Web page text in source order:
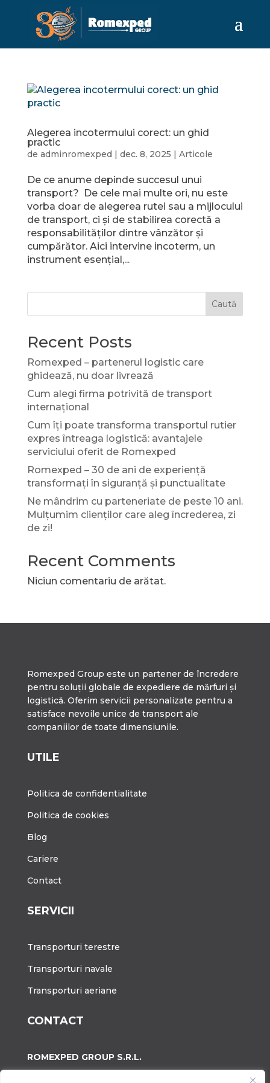
Alegerea incotermului corect: un ghid
practic
de adminromexped | dec. 8, 2025 | Articole
De ce anume depinde succesul unui
transport? De cele mai multe ori, nu este
vorba doar de alegerea rutei sau a mijlocului
de transport, ci și de stabilirea corectă a
responsabilităților dintre vânzător și
cumpărător. Aici intervine incoterm, un
instrument esențial,...
Caută
Recent Posts
Romexped – partenerul logistic care
ghidează, nu doar livrează
Cum alegi firma potrivită de transport
internațional
Cum îți poate transforma transportul rutier
expres întreaga logistică: avantajele
serviciului oferit de Romexped
Romexped – 30 de ani de experiență
transformați în siguranță și punctualitate
Ne mândrim cu parteneriate de peste 10 ani.
Mulțumim clienților care aleg încrederea, zi
de zi!
Recent Comments
Niciun comentariu de arătat.
Romexped Group este un partener de încredere
pentru soluții globale de expediere de mărfuri și
logistică. Oferim servicii personalizate pentru a
satisface nevoile unice de transport ale
companiilor de toate dimensiunile.
UTILE
Politica de confidentialitate
Politica de cookies
Blog
Cariere
Contact
SERVICII
Transporturi terestre
Transporturi navale
Transporturi aeriane
CONTACT
ROMEXPED GROUP S.R.L.